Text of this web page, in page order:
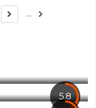
...
5.8
1